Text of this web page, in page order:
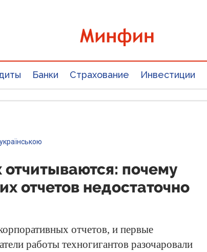
Банки Страхование Инвестиции
почему
отчетов недостаточно
отчетов, и первые
работы техногигантов разочаровали